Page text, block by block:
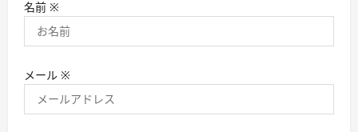
名前 ※
メール ※